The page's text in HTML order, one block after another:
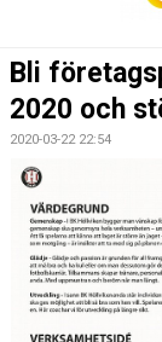
FÖRENINGEN
BILDGALLERI
DOKUMENT
SPELKLAR - FOLKSAM
Bli
2020 och
2020-03-22 22:54